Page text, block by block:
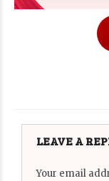
LEAVE A
Your email